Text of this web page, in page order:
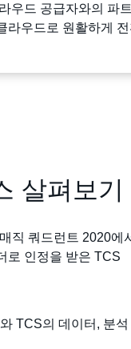
우드 공급자와의 파
라우드로 원활하게
살펴보기
직 쿼드런트 2020에
로 인정을 받은 TCS
TCS의 데이터, 분